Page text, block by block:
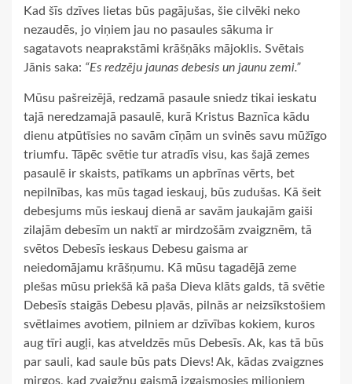
Kad šīs dzīves lietas būs pagājušas, šie cilvēki neko
nezaudēs, jo viņiem jau no pasaules sākuma ir
sagatavots neaprakstāmi krāšņāks mājoklis. Svētais
Jānis saka: “Es redzēju jaunas debesis un jaunu zemi.”
Mūsu pašreizējā, redzamā pasaule sniedz tikai ieskatu
tajā neredzamajā pasaulē, kurā Kristus Baznīca kādu
dienu atpūtīsies no savām cīņām un svinēs savu mūžīgo
triumfu. Tāpēc svētie tur atradīs visu, kas šajā zemes
pasaulē ir skaists, patīkams un apbrīnas vērts, bet
nepilnības, kas mūs tagad ieskauj, būs zudušas. Kā šeit
debesjums mūs ieskauj dienā ar savām jaukajām gaiši
zilajām debesīm un naktī ar mirdzošām zvaigznēm, tā
svētos Debesīs ieskaus Debesu gaisma ar
neiedomājamu krāšņumu. Kā mūsu tagadējā zeme
plešas mūsu priekšā kā paša Dieva klāts galds, tā svētie
Debesīs staigās Debesu pļavās, pilnās ar neizsīkstošiem
svētlaimes avotiem, pilniem ar dzīvības kokiem, kuros
aug tīri augļi, kas atveldzēs mūs Debesīs. Ak, kas tā būs
par sauli, kad saule būs pats Dievs! Ak, kādas zvaigznes
mirgos, kad zvaigžņu gaismā izgaismosies miljoniem